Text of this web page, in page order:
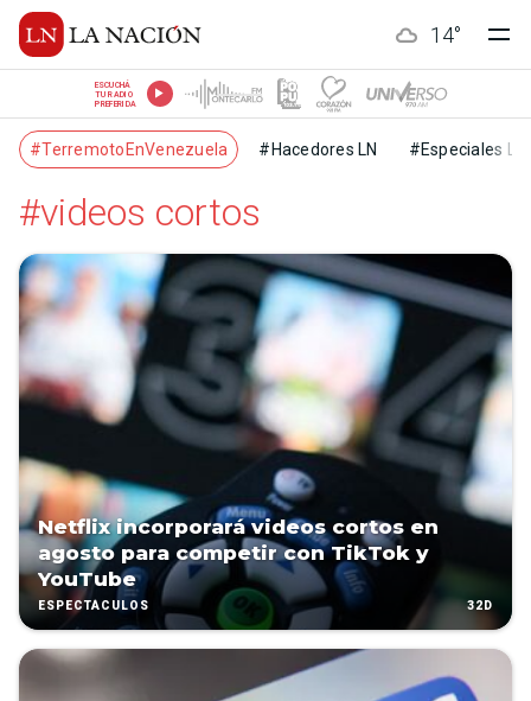
14°
ESCUCHÁ
TU RADIO
PREFERIDA
#TerremotoEnVenezuela #Hacedores LN #Especiales LN
#videos cortos
Netflix incorporará videos cortos en
agosto para competir con TikTok y
YouTube
ESPECTÁCULOS 32D